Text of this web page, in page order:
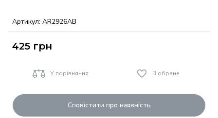
Артикул: AR2926AB
425 грн
У порівняння В обране
Сповістити про наявність